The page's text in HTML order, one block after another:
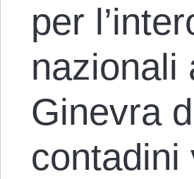
per
nazionali
Ginevra
contadini